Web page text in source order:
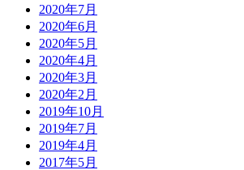
2020年7月
2020年6月
2020年5月
2020年4月
2020年3月
2020年2月
2019年10月
2019年7月
2019年4月
2017年5月